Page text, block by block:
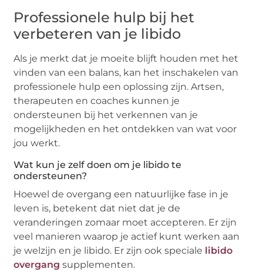
Professionele hulp bij het
verbeteren van je libido
Als je merkt dat je moeite blijft houden met het
vinden van een balans, kan het inschakelen van
professionele hulp een oplossing zijn. Artsen,
therapeuten en coaches kunnen je
ondersteunen bij het verkennen van je
mogelijkheden en het ontdekken van wat voor
jou werkt.
Wat kun je zelf doen om je libido te
ondersteunen?
Hoewel de overgang een natuurlijke fase in je
leven is, betekent dat niet dat je de
veranderingen zomaar moet accepteren. Er zijn
veel manieren waarop je actief kunt werken aan
je welzijn en je libido. Er zijn ook speciale libido
overgang supplementen.